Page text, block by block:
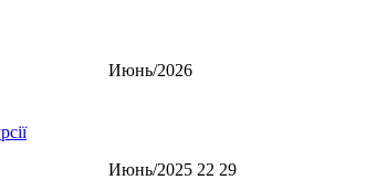
Июнь/2026
Июнь/2025 22 29